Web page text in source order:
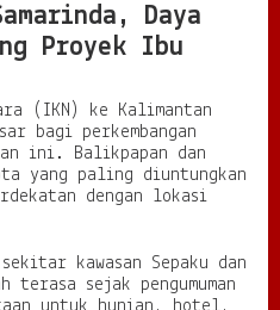
Daya
Proyek Ibu
(IKN) ke Kalimantan
bagi perkembangan
ini. Balikpapan dan
yang paling diuntungkan
dengan lokasi
kawasan Sepaku dan
terasa sejak pengumuman
untuk hunian, hotel,